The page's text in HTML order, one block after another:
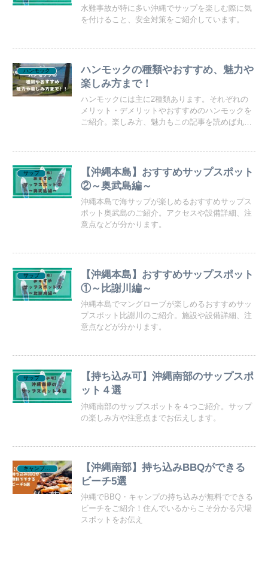
水難事故が特に多い沖縄でサップを楽しむ際に気
を付けること、安全対策をご紹介しています。
ハンモック
ハンモックの種類やおすすめ、魅力や
楽しみ方まで！
ハンモックには主に2種類あります。それぞれの
メリット・デメリットやおすすめのハンモックを
ご紹介。楽しみ方、魅力もこの記事を読めば丸わ
サップ
【沖縄本島】おすすめサップスポット
②～奥武島編～
沖縄本島で海サップが楽しめるおすすめサップス
ポット奥武島のご紹介。アクセスや設備詳細、注
意点などが分かります。
サップ
【沖縄本島】おすすめサップスポット
①～比謝川編～
沖縄本島でマングローブが楽しめるおすすめサッ
プスポット比謝川のご紹介。施設や設備詳細、注
意点などが分かります。
サップ
【持ち込み可】沖縄南部のサップスポ
ット４選
沖縄南部のサップスポットを４つご紹介。サップ
の楽しみ方や注意点までお伝えします。
キャンプ・BBQ
【沖縄南部】持ち込みBBQができる
ビーチ5選
沖縄でBBQ・キャンプの持ち込みが無料でできる
ビーチをご紹介！住んでいるからこそ分かる穴場
スポットをお伝え